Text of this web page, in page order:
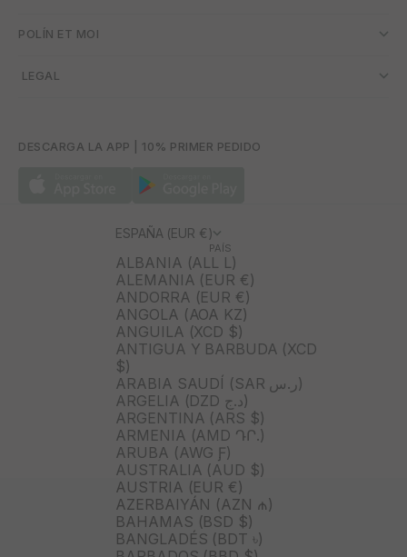
POLÍN ET MOI
­ LEGAL
DESCARGA LA APP | 10% PRIMER PEDIDO
ESPAÑA (EUR €)
PAÍS
ALBANIA (ALL L)
ALEMANIA (EUR €)
ANDORRA (EUR €)
ANGOLA (AOA KZ)
ANGUILA (XCD $)
ANTIGUA Y BARBUDA (XCD
$)
ARABIA SAUDÍ (SAR ر.س)
ARGELIA (DZD د.ج)
ARGENTINA (ARS $)
ARMENIA (AMD ԴՐ.)
ARUBA (AWG Ƒ)
AUSTRALIA (AUD $)
AUSTRIA (EUR €)
AZERBAIYÁN (AZN ₼)
BAHAMAS (BSD $)
BANGLADÉS (BDT ৳)